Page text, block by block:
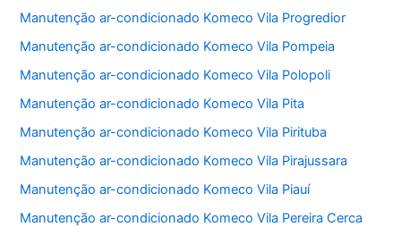
Manutenção ar-condicionado Komeco Vila Progredior
Manutenção ar-condicionado Komeco Vila Pompeia
Manutenção ar-condicionado Komeco Vila Polopoli
Manutenção ar-condicionado Komeco Vila Pita
Manutenção ar-condicionado Komeco Vila Pirituba
Manutenção ar-condicionado Komeco Vila Pirajussara
Manutenção ar-condicionado Komeco Vila Piauí
Manutenção ar-condicionado Komeco Vila Pereira Cerca